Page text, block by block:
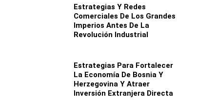
Estrategias Y Redes
Comerciales De Los Grandes
Imperios Antes De La
Revolución Industrial
Estrategias Para Fortalecer
La Economía De Bosnia Y
Herzegovina Y Atraer
Inversión Extranjera Directa